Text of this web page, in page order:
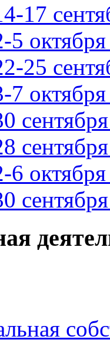
октября
октября
октября